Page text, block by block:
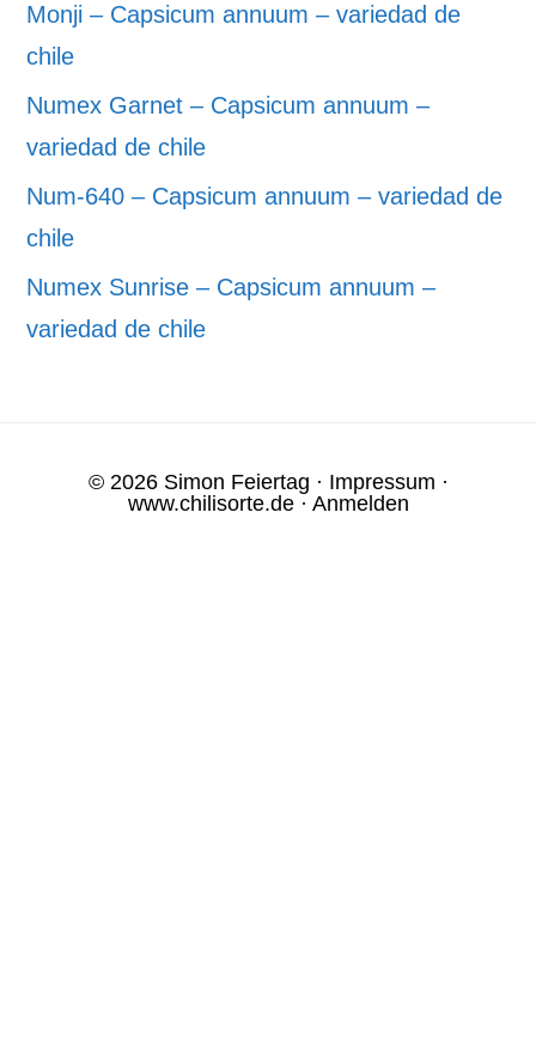
Monji – Capsicum annuum – variedad de
chile
Numex Garnet – Capsicum annuum –
variedad de chile
Num-640 – Capsicum annuum – variedad de
chile
Numex Sunrise – Capsicum annuum –
variedad de chile
© 2026 Simon Feiertag · Impressum ·
www.chilisorte.de· Anmelden